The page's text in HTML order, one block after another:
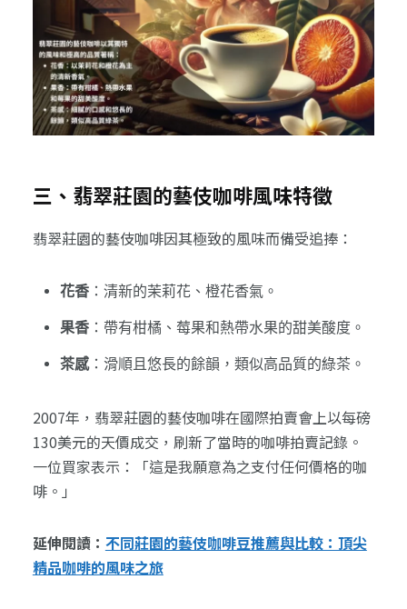
三、翡翠莊園的藝伎咖啡風味特徵
翡翠莊園的藝伎咖啡因其極致的風味而備受追捧：
花香：清新的茉莉花、橙花香氣。
果香：帶有柑橘、莓果和熱帶水果的甜美酸度。
茶感：滑順且悠長的餘韻，類似高品質的綠茶。
2007年，翡翠莊園的藝伎咖啡在國際拍賣會上以每磅
130美元的天價成交，刷新了當時的咖啡拍賣記錄。
一位買家表示：「這是我願意為之支付任何價格的咖
啡。」
延伸閱讀： 不同莊園的藝伎咖啡豆推薦與比較：頂尖
精品咖啡的風味之旅